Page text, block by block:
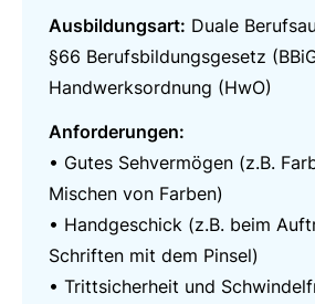
Ausbildungsart: Duale
§66 Berufsbildungsgesetz
Handwerksordnung (HwO)
Anforderungen:
• Gutes Sehvermögen (z.B.
Mischen von Farben)
• Handgeschick (z.B. beim
Schriften mit dem Pinsel)
• Trittsicherheit und